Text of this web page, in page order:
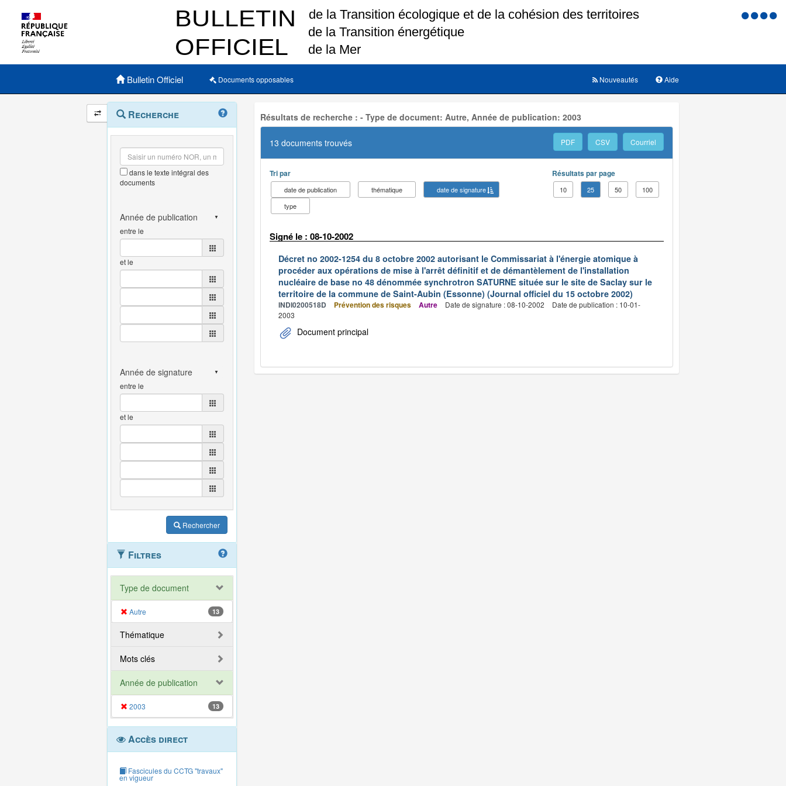
Menu
Menu principal
Bulletin Officiel Documents opposables Aide
Nouveautés
Navigation
et
outils
annexes
Menu
contextuel
Recherche
dans le texte intégral des
documents
entre le
et le
entre le
et le
Rechercher
Filtres
Type de document
Autre 13
Thématique
Mots clés
Année de publication
2003 13
Accès direct
Fascicules du CCTG "travaux"
en vigueur
Résultats de recherche : - Type de document: Autre, Année de publication: 2003
13 documents trouvés PDF CSV Courriel
Tri par
date de publication thématique
date de signature
type
Résultats par page
10 25 50 100
Signé le : 08-10-2002
Décret no 2002-1254 du 8 octobre 2002 autorisant le Commissariat à l'énergie atomique à
procéder aux opérations de mise à l'arrêt définitif et de démantèlement de l'installation
nucléaire de base no 48 dénommée synchrotron SATURNE située sur le site de Saclay sur le
territoire de la commune de Saint-Aubin (Essonne) (Journal officiel du 15 octobre 2002)
INDI0200518D Prévention des risques Autre Date de signature : 08-10-2002
Date de publication : 10-01-
2003
Document principal